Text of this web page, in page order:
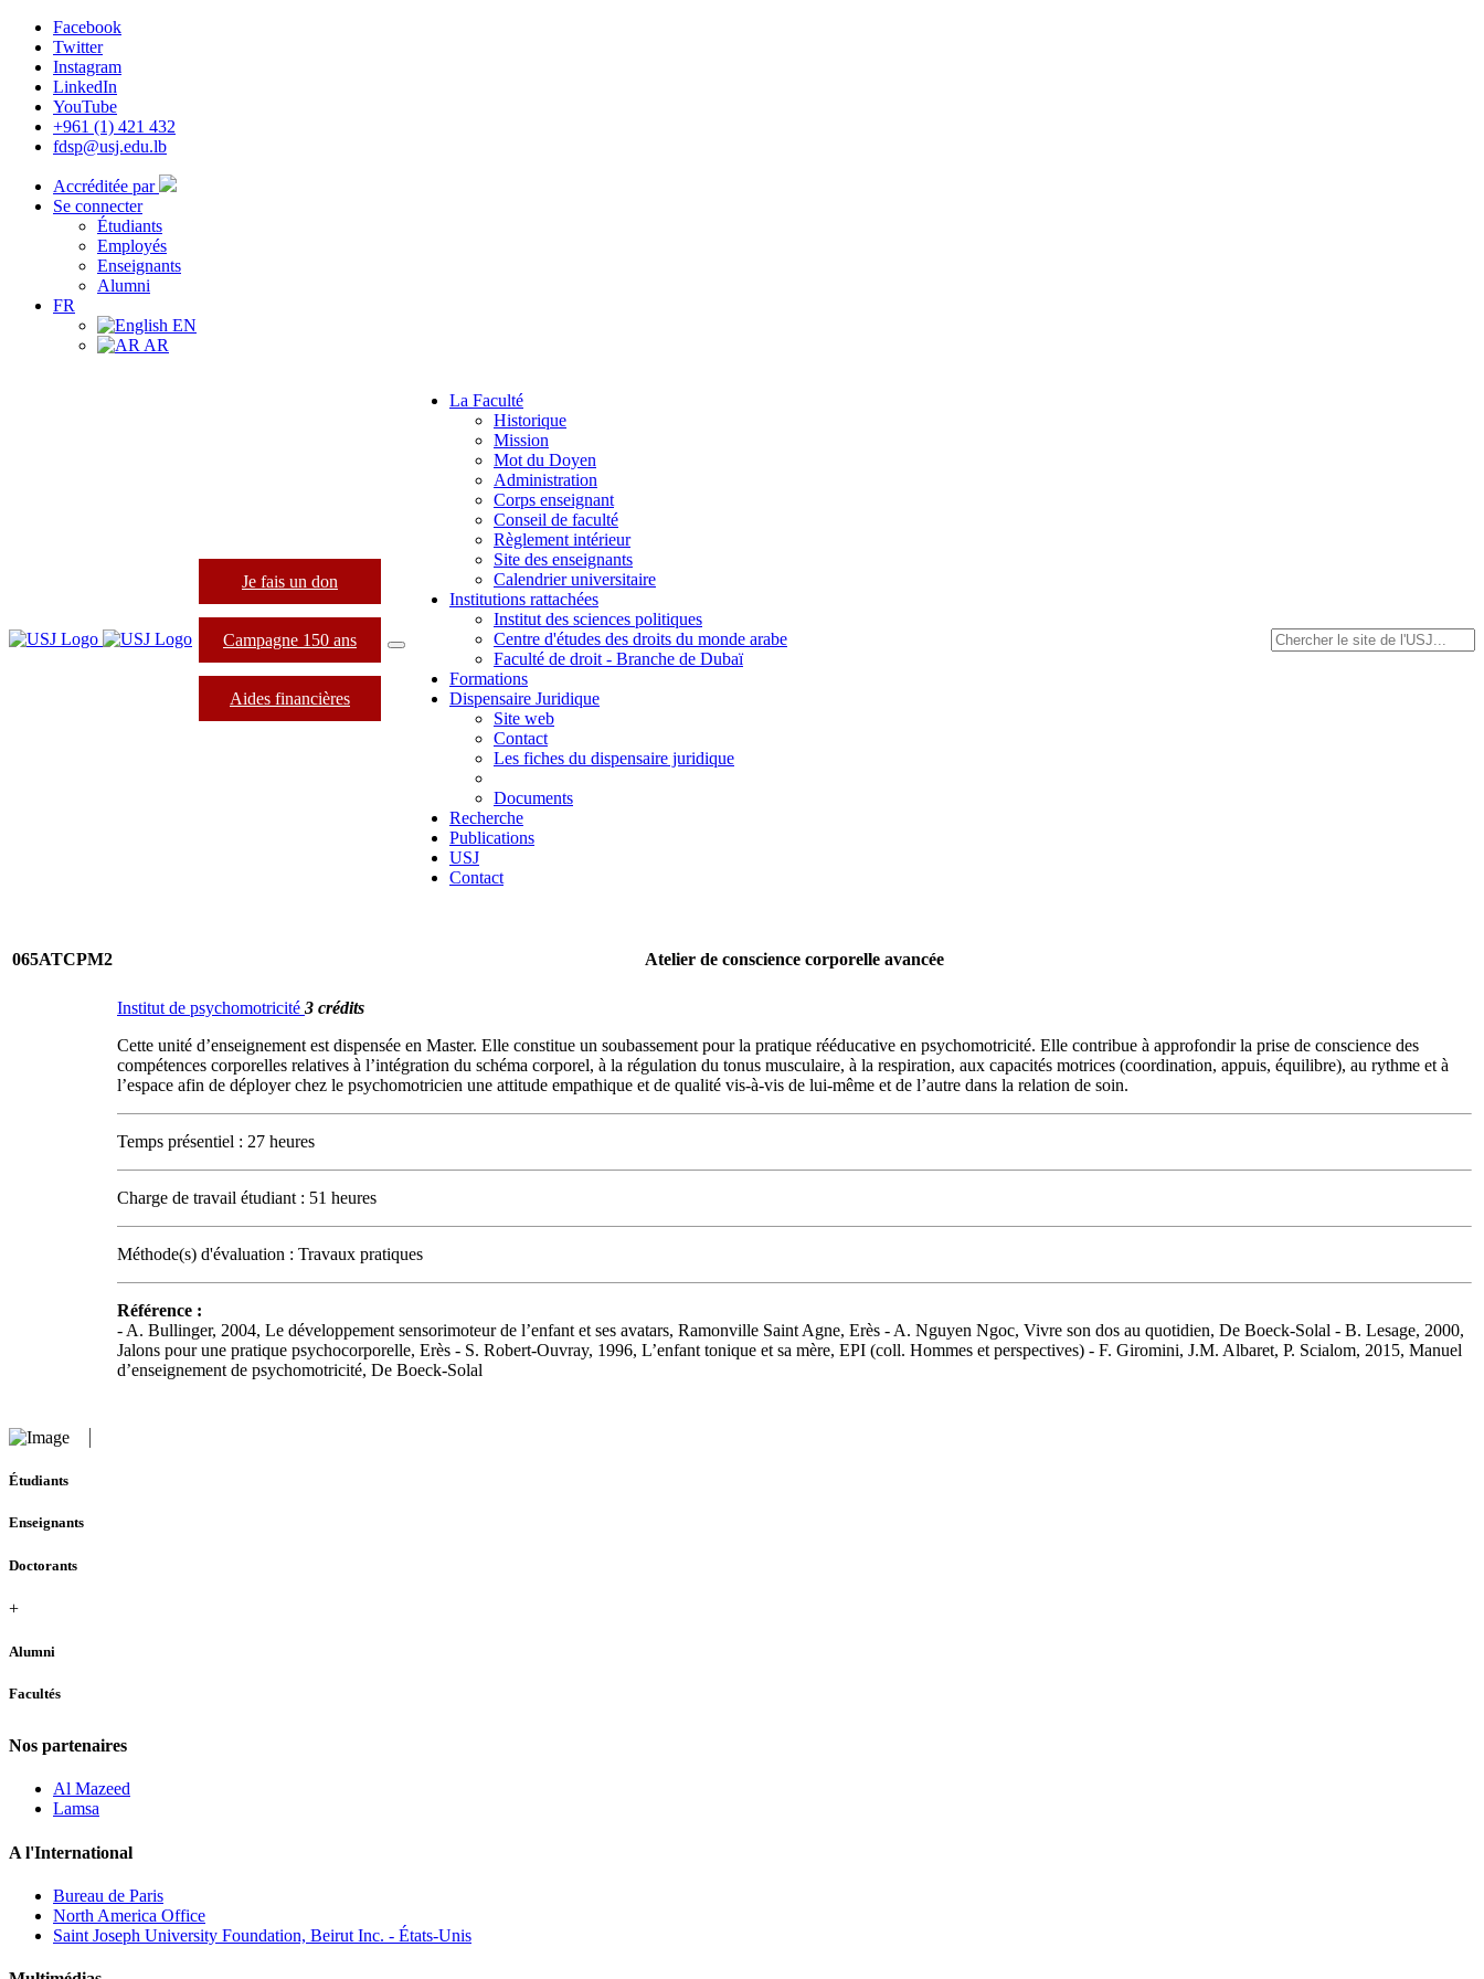
Facebook
Twitter
Instagram
LinkedIn
YouTube
+961 (1) 421 432
fdsp@usj.edu.lb
Accréditée par
Se connecter
Étudiants
Employés
Enseignants
Alumni
FR
EN
AR
Je fais un don
Campagne 150 ans
Aides financières
La Faculté
Historique
Mission
Mot du Doyen
Administration
Corps enseignant
Conseil de faculté
Règlement intérieur
Site des enseignants
Calendrier universitaire
Institutions rattachées
Institut des sciences politiques
Centre d'études des droits du monde arabe
Faculté de droit - Branche de Dubaï
Formations
Dispensaire Juridique
Site web
Contact
Les fiches du dispensaire juridique
Documents
Recherche
Publications
USJ
Contact
065ATCPM2 Atelier de conscience corporelle avancée
Institut de psychomotricité 3 crédits
Cette unité d’enseignement est dispensée en Master. Elle constitue un soubassement pour la pratique rééducative en psychomotricité. Elle contribue à approfondir la prise de conscience des
compétences corporelles relatives à l’intégration du schéma corporel, à la régulation du tonus musculaire, à la respiration, aux capacités motrices (coordination, appuis, équilibre), au rythme et à
l’espace afin de déployer chez le psychomotricien une attitude empathique et de qualité vis-à-vis de lui-même et de l’autre dans la relation de soin.
Temps présentiel : 27 heures
Charge de travail étudiant : 51 heures
Méthode(s) d'évaluation : Travaux pratiques
Référence :
- A. Bullinger, 2004, Le développement sensorimoteur de l’enfant et ses avatars, Ramonville Saint Agne, Erès - A. Nguyen Ngoc, Vivre son dos au quotidien, De Boeck-Solal - B. Lesage, 2000,
Jalons pour une pratique psychocorporelle, Erès - S. Robert-Ouvray, 1996, L’enfant tonique et sa mère, EPI (coll. Hommes et perspectives) - F. Giromini, J.M. Albaret, P. Scialom, 2015, Manuel
d’enseignement de psychomotricité, De Boeck-Solal
Étudiants
Enseignants
Doctorants
+
Alumni
Facultés
Nos partenaires
Al Mazeed
Lamsa
A l'International
Bureau de Paris
North America Office
Saint Joseph University Foundation, Beirut Inc. - États-Unis